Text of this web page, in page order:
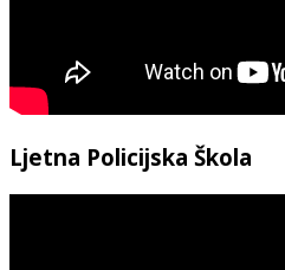
Ljetna Policijska Škola